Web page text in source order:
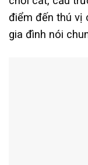
điểm đến thú vị
gia đình nói